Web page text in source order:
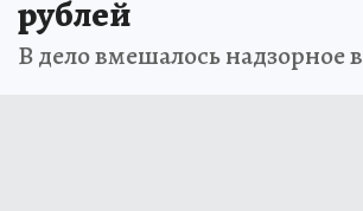
рублей
В дело вмешалось надзорное